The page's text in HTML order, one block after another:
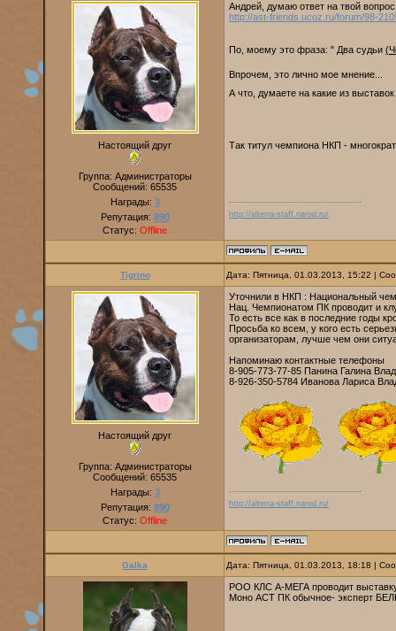
Настоящий друг
Группа: Администраторы
Сообщений: 65535
Награды: 3
Репутация: 890
Статус: Offline
Андрей, думаю ответ на твой
http://ast-friends.ucoz.ru/forum/98-
По, моему это фраза: " Два судьи
Впрочем, это лично мое мнение...
А что, думаете на какие из
Так титул чемпиона НКП -
http://alterra-staff.narod.ru/
Tigrino Дата: Пятница, 01.03.2013, 15:22 |
Настоящий друг
Группа: Администраторы
Сообщений: 65535
Награды: 3
Репутация: 890
Статус: Offline
Уточнили в НКП : Национальный
Нац. Чемпионатом ПК проводит и
То есть все как в последние годы
Просьба ко всем, у кого есть
организаторам, лучше чем они
Напоминаю контактные телефоны
8-905-773-77-85 Панина Галина
8-926-350-5784 Иванова Лариса
http://alterra-staff.narod.ru/
Galka Дата: Пятница, 01.03.2013, 18:18 |
РОО КЛС А-МЕГА проводит
Моно АСТ ПК обычное- эксперт